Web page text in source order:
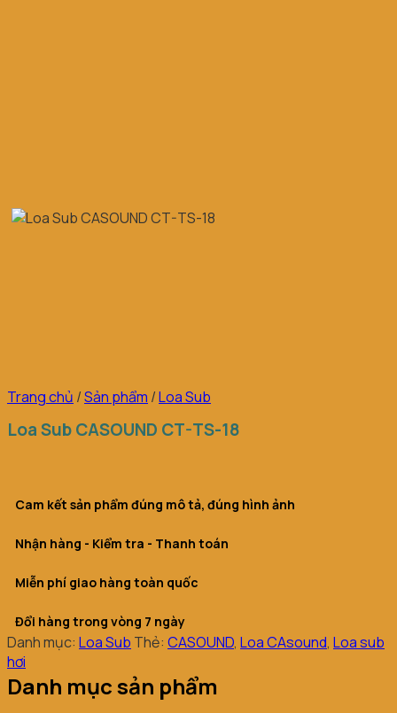
Trang chủ /Sản phẩm /Loa Sub
Loa Sub CASOUND CT-TS-18
Cam kết sản phẩm đúng mô tả, đúng hình ảnh
Nhận hàng - Kiểm tra - Thanh toán
Miễn phí giao hàng toàn quốc
Đổi hàng trong vòng 7 ngày
Danh mục: Loa Sub Thẻ: CASOUND, Loa CAsound, Loa sub
hơi
Danh mục sản phẩm